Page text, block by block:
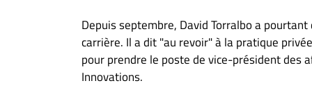
Depuis septembre, David Torralbo a
carrière. Il a dit "au revoir" à la pratique
pour prendre le poste de vice-président des
Innovations.